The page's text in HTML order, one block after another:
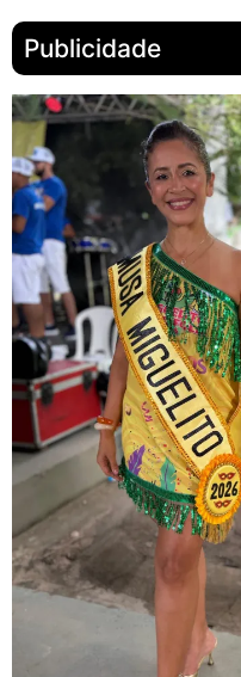
Publicidade